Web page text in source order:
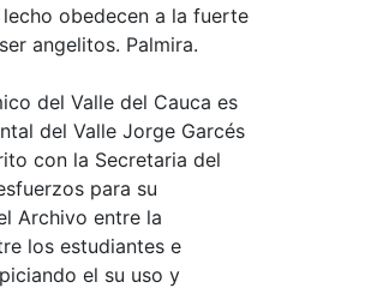
obedecen a la fuerte
angelitos. Palmira.
del Valle del Cauca es
del Valle Jorge Garcés
con la Secretaria del
para su
Archivo entre la
los estudiantes e
el su uso y